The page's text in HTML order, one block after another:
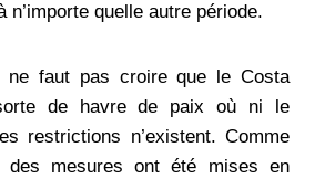
n’importe quelle autre période.
ne faut pas croire que le Costa
de havre de paix où ni le
restrictions n’existent. Comme
des mesures ont été mises en